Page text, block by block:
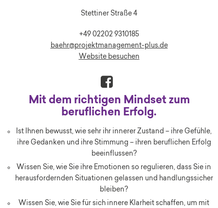
Stettiner Straße 4
+49 02202 9310185
baehr@projektmanagement-plus.de
Website besuchen
Mit dem richtigen Mindset zum
beruflichen Erfolg.
Ist Ihnen bewusst, wie sehr ihr innerer Zustand – ihre Gefühle,
ihre Gedanken und ihre Stimmung – ihren beruflichen Erfolg
beeinflussen?
Wissen Sie, wie Sie ihre Emotionen so regulieren, dass Sie in
herausfordernden Situationen gelassen und handlungssicher
bleiben?
Wissen Sie, wie Sie für sich innere Klarheit schaffen, um mit